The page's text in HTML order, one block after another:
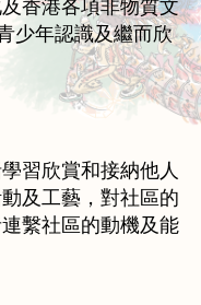
香港各項非物質文
少年認識及繼而欣
習欣賞和接納他人
及工藝，對社區的
繫社區的動機及能